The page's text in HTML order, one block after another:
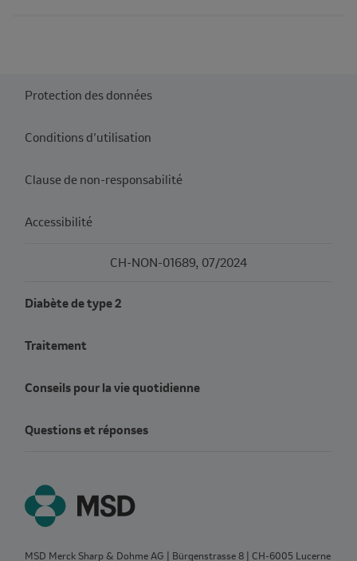
Protection des données
Conditions d’utilisation
Clause de non-responsabilité
Accessibilité
CH-NON-01689, 07/2024
Diabète de type 2
Traitement
Conseils pour la vie quotidienne
Questions et réponses
MSD Merck Sharp & Dohme AG | Bürgenstrasse 8 | CH‑6005 Lucerne